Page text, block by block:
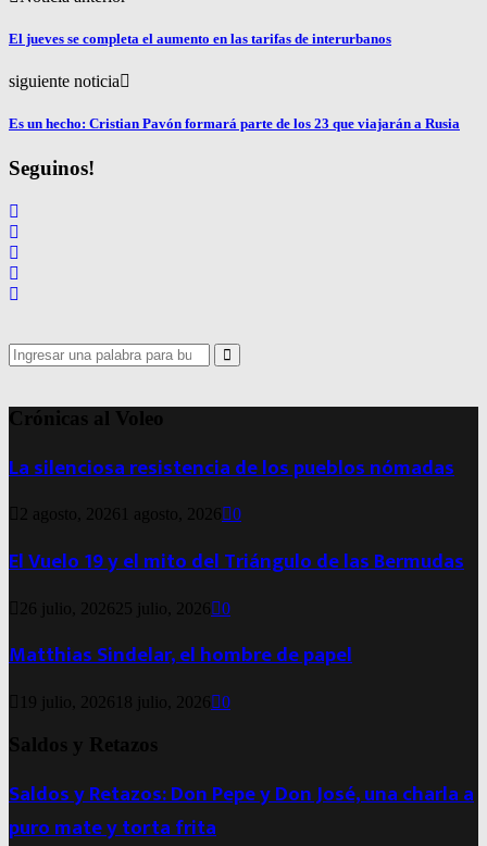
El jueves se completa el aumento en las tarifas de interurbanos
siguiente noticia
Es un hecho: Cristian Pavón formará parte de los 23 que viajarán a Rusia
Seguinos!
Search
for:
Search
Crónicas al Voleo
La silenciosa resistencia de los pueblos nómadas
2 agosto, 2026 1 agosto, 2026 0
El Vuelo 19 y el mito del Triángulo de las Bermudas
26 julio, 2026 25 julio, 2026 0
Matthias Sindelar, el hombre de papel
19 julio, 2026 18 julio, 2026 0
Saldos y Retazos
Saldos y Retazos: Don Pepe y Don José, una charla a
puro mate y torta frita